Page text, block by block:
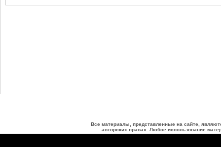
Все материалы, представленные на сайте,
авторских правах. Любое использование